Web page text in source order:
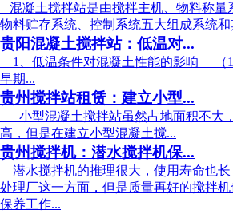
混凝土搅拌站是由搅拌主机、物料称量
物料贮存系统、控制系统五大组成系统和
贵阳混凝土搅拌站：低温对...
1、低温条件对混凝土性能的影响 （1
早期...
贵州搅拌站租赁：建立小型...
小型混凝土搅拌站虽然占地面积不大
高，但是在建立小型混凝土搅...
贵州搅拌机：潜水搅拌机保...
潜水搅拌机的推理很大，使用寿命也
处理厂这一方面，但是质量再好的搅拌
保养工作...